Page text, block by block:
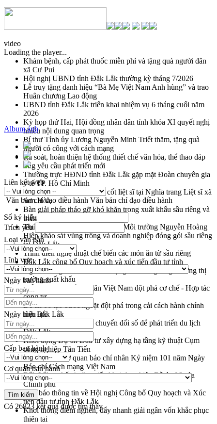
video
Loading the player...
Khám bệnh, cấp phát thuốc miễn phí và tặng quà người dân
xã Cư Pui
Hội nghị UBND tỉnh Đắk Lắk thường kỳ tháng 7/2026
Lễ truy tặng danh hiệu “Bà Mẹ Việt Nam Anh hùng” và trao
Huân chương Lao động
UBND tỉnh Đắk Lắk triển khai nhiệm vụ 6 tháng cuối năm
2026
Kỳ họp thứ Hai, Hội đồng nhân dân tỉnh khóa XI quyết nghị
nhiều nội dung quan trọng
Bí thư Tỉnh ủy Lương Nguyễn Minh Triết thăm, tặng quà
người có công với cách mạng
Rà soát, hoàn thiện hệ thống thiết chế văn hóa, thể thao đáp
ứng yêu cầu phát triển mới
Thường trực HĐND tỉnh Đắk Lắk gặp mặt Đoàn chuyên gia
y tế TP. Hồ Chí Minh
Lễ truy điệu và an táng hài cốt liệt sĩ tại Nghĩa trang Liệt sĩ xã
Sơn Hòa
Bàn giải pháp tháo gỡ khó khăn trong xuất khẩu sầu riêng và
triển khai quy định EUDR
Thứ trưởng Bộ Nông nghiệp và Môi trường Nguyễn Hoàng
Hiệp khảo sát vùng trồng và doanh nghiệp đóng gói sầu riêng
tại Đắk Lắk
Trình diễn nghệ thuật chế biến các món ăn từ sầu riêng
Đắk Lắk công bố Quy hoạch và xúc tiến đầu tư tỉnh
Ngành cá ngừ Đắk Lắk chủ động thích ứng để giữ vững thị
trường xuất khẩu
Diễn đàn Kinh tế tư nhân Việt Nam đột phá cơ chế - Hợp tác
công tư
Đề án 06 tạo bước ngoặt đột phá trong cải cách hành chính
tỉnh Đắk Lắk
Kết nối tour, đẩy mạnh chuyển đổi số để phát triển du lịch
Đắk Lắk
Khởi động Dự án Đầu tư xây dựng hạ tầng kỹ thuật Cụm
công nghiệp Tân Tiến
Gặp mặt các cơ quan báo chí nhân Kỷ niệm 101 năm Ngày
Báo chí Cách mạng Việt Nam
Đắk Lắk sơ kết 4 năm triển khai thực hiện Đề án 06 của
Chính phủ
Họp báo thông tin về Hội nghị Công bố Quy hoạch và Xúc
tiến đầu tư tỉnh Đắk Lắk
Khơi thông điểm nghẽn, đẩy nhanh giải ngân vốn khắc phục
thiên tai
Album ảnh
Liên kết web
Văn bản chỉ đạo điều hành Văn bản chỉ đạo điều hành
Số ký hiệu
Trích yếu
Loại văn bản
Lĩnh vực
Ngày ban hành
Ngày hiệu lực
Cấp ban hành
Cơ quan ban hành
Có 26823kết quả được tìm thấy